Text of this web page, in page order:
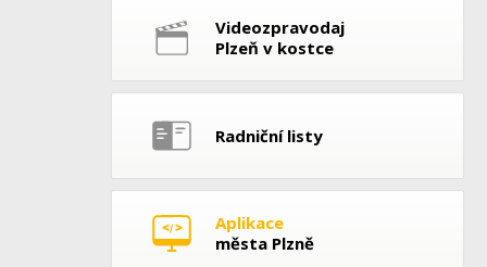
Videozpravodaj
Plzeň v kostce
Radniční listy
Aplikace
města Plzně